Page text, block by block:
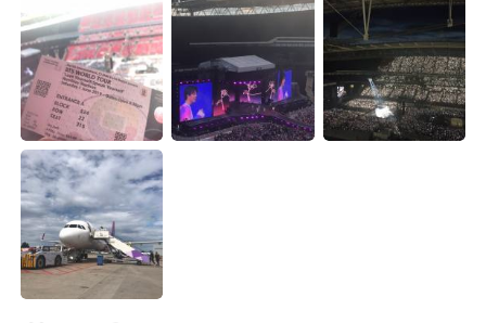
Русский
Indonesia Italiano
Türkçe Tiếng Việt
Português